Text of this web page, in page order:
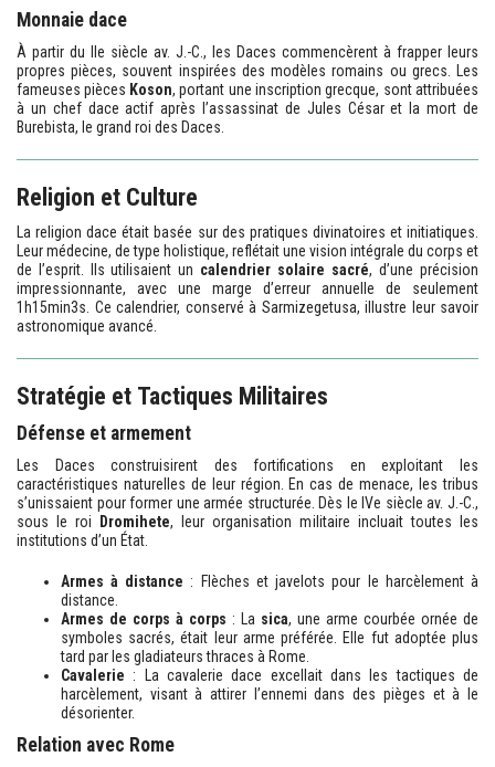
Monnaie dace
À partir du IIe siècle av. J.-C., les Daces commencèrent à frapper leurs
propres pièces, souvent inspirées des modèles romains ou grecs. Les
fameuses pièces Koson, portant une inscription grecque, sont attribuées
à un chef dace actif après l’assassinat de Jules César et la mort de
Burebista, le grand roi des Daces.
Religion et Culture
La religion dace était basée sur des pratiques divinatoires et initiatiques.
Leur médecine, de type holistique, reflétait une vision intégrale du corps et
de l’esprit. Ils utilisaient un calendrier solaire sacré, d’une précision
impressionnante, avec une marge d’erreur annuelle de seulement
1h15min3s. Ce calendrier, conservé à Sarmizegetusa, illustre leur savoir
astronomique avancé.
Stratégie et Tactiques Militaires
Défense et armement
Les Daces construisirent des fortifications en exploitant les
caractéristiques naturelles de leur région. En cas de menace, les tribus
s’unissaient pour former une armée structurée. Dès le IVe siècle av. J.-C.,
sous le roi
Dromihete, leur organisation militaire incluait toutes les
institutions d’un État.
Armes à distance : Flèches et javelots pour le harcèlement à
distance.
Armes de corps à corps : La sica, une arme courbée ornée de
symboles sacrés, était leur arme préférée. Elle fut adoptée plus
tard par les gladiateurs thraces à Rome.
Cavalerie : La cavalerie dace excellait dans les tactiques de
harcèlement, visant à attirer l’ennemi dans des pièges et à le
désorienter.
Relation avec Rome